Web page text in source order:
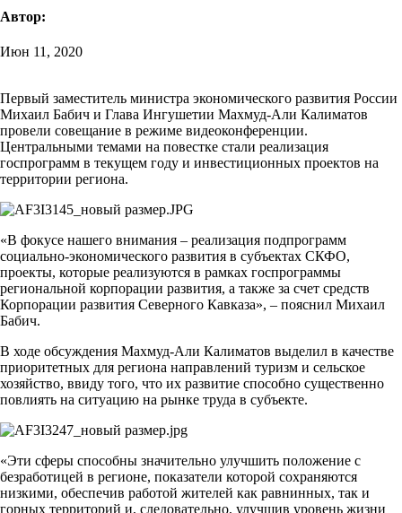
Автор:
Июн 11, 2020
Первый заместитель министра экономического развития России
Михаил Бабич и Глава Ингушетии Махмуд-Али Калиматов
провели совещание в режиме видеоконференции.
Центральными темами на повестке стали реализация
госпрограмм в текущем году и инвестиционных проектов на
территории региона.
«В фокусе нашего внимания – реализация подпрограмм
социально-экономического развития в субъектах СКФО,
проекты, которые реализуются в рамках госпрограммы
региональной корпорации развития, а также за счет средств
Корпорации развития Северного Кавказа», – пояснил Михаил
Бабич.
В ходе обсуждения Махмуд-Али Калиматов выделил в качестве
приоритетных для региона направлений туризм и сельское
хозяйство, ввиду того, что их развитие способно существенно
повлиять на ситуацию на рынке труда в субъекте.
«Эти сферы способны значительно улучшить положение с
безработицей в регионе, показатели которой сохраняются
низкими, обеспечив работой жителей как равнинных, так и
горных территорий и, следовательно, улучшив уровень жизни